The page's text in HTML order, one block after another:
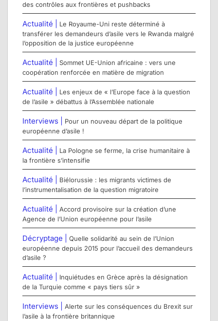
des contrôles aux frontières et pushbacks
Actualité |
Le Royaume-Uni reste déterminé à
transférer les demandeurs d’asile vers le Rwanda malgré
l’opposition de la justice européenne
Actualité |
Sommet UE-Union africaine : vers une
coopération renforcée en matière de migration
Actualité |
Les enjeux de « l’Europe face à la question
de l’asile » débattus à l’Assemblée nationale
Interviews |
Pour un nouveau départ de la politique
européenne d’asile !
Actualité |
La Pologne se ferme, la crise humanitaire à
la frontière s’intensifie
Actualité |
Biélorussie : les migrants victimes de
l’instrumentalisation de la question migratoire
Actualité | Accord provisoire sur la création d’une
Agence de l’Union européenne pour l’asile
Décryptage | Quelle solidarité au sein de l’Union
européenne depuis 2015 pour l’accueil des demandeurs
d’asile ?
Actualité |
Inquiétudes en Grèce après la désignation
de la Turquie comme « pays tiers sûr »
Interviews | Alerte sur les conséquences du Brexit sur
l’asile à la frontière britannique